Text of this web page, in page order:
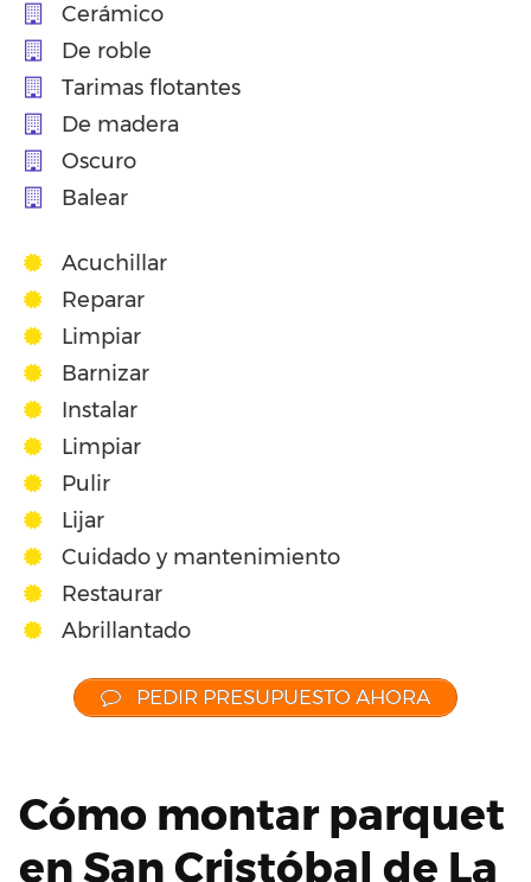
Cerámico
De roble
Tarimas flotantes
De madera
Oscuro
Balear
Acuchillar
Reparar
Limpiar
Barnizar
Instalar
Limpiar
Pulir
Lijar
Cuidado y mantenimiento
Restaurar
Abrillantado
PEDIR PRESUPUESTO AHORA
Cómo montar parquet
en San Cristóbal de La